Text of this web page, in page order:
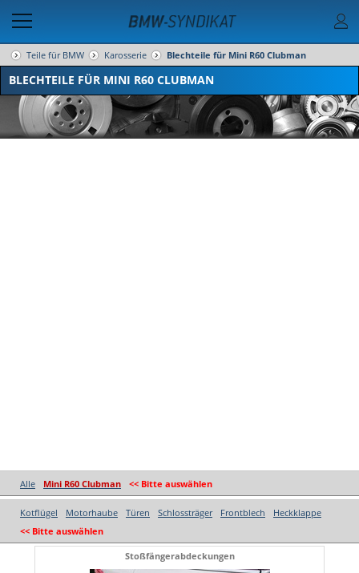
Teile für BMW Karosserie Blechteile für Mini R60 Clubman
BLECHTEILE FÜR MINI R60 CLUBMAN
Alle Mini R60 Clubman << Bitte auswählen
Kotflügel Motorhaube Türen Schlossträger Frontblech
Heckklappe
<< Bitte auswählen
Stoßfängerabdeckungen